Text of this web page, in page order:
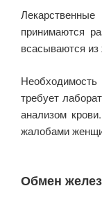
принимаются
всасываются из
требует
анализом
жалобами
Обмен